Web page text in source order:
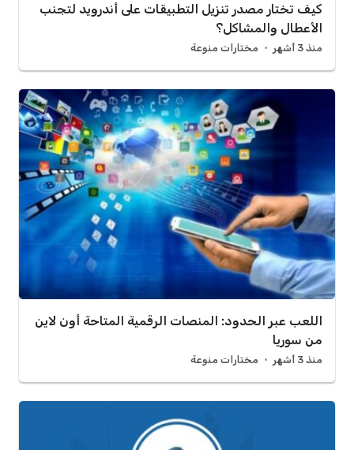
كيف تختار مصدر تنزيل التطبيقات على أندرويد لتجنب
الأعطال والمشاكل؟
منذ 3 أشهر مختارات منوعة
اللعب عبر الحدود: المنصات الرقمية المتاحة أون لاين
من سوريا
منذ 3 أشهر مختارات منوعة